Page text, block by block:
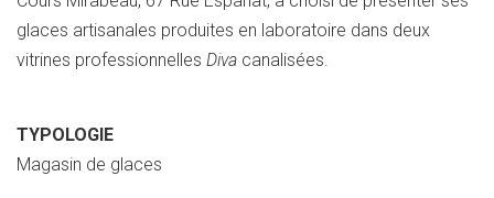
glaces artisanales produites en laboratoire dans deux
vitrines professionnelles Diva canalisées.
TYPOLOGIE
Magasin de glaces